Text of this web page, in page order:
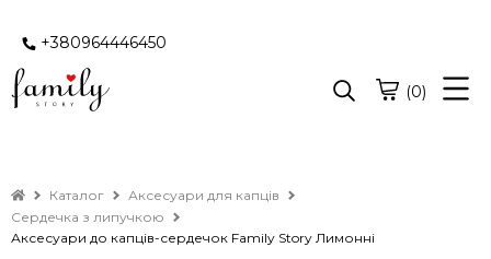
+380964446450
(0)
Каталог
Аксесуари для капців
Сердечка з липучкою
Аксесуари до капців-сердечок Family Story Лимонні